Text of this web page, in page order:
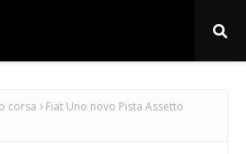
corsa
Fiat Uno novo Pista Assetto